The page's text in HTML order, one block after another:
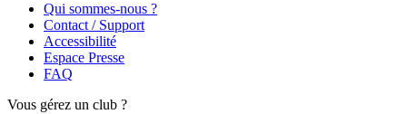
Qui sommes-nous ?
Contact / Support
Accessibilité
Espace Presse
FAQ
Vous gérez un club ?